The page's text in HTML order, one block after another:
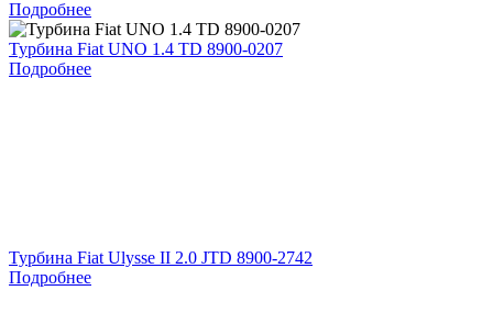
Подробнее
Турбина Fiat UNO 1.4 TD 8900-0207
Подробнее
Турбина Fiat Ulysse II 2.0 JTD 8900-2742
Подробнее